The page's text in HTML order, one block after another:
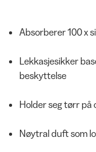
Absorberer 100 x
Lekkasjesikker
beskyttelse
Holder seg tørr
Nøytral duft som